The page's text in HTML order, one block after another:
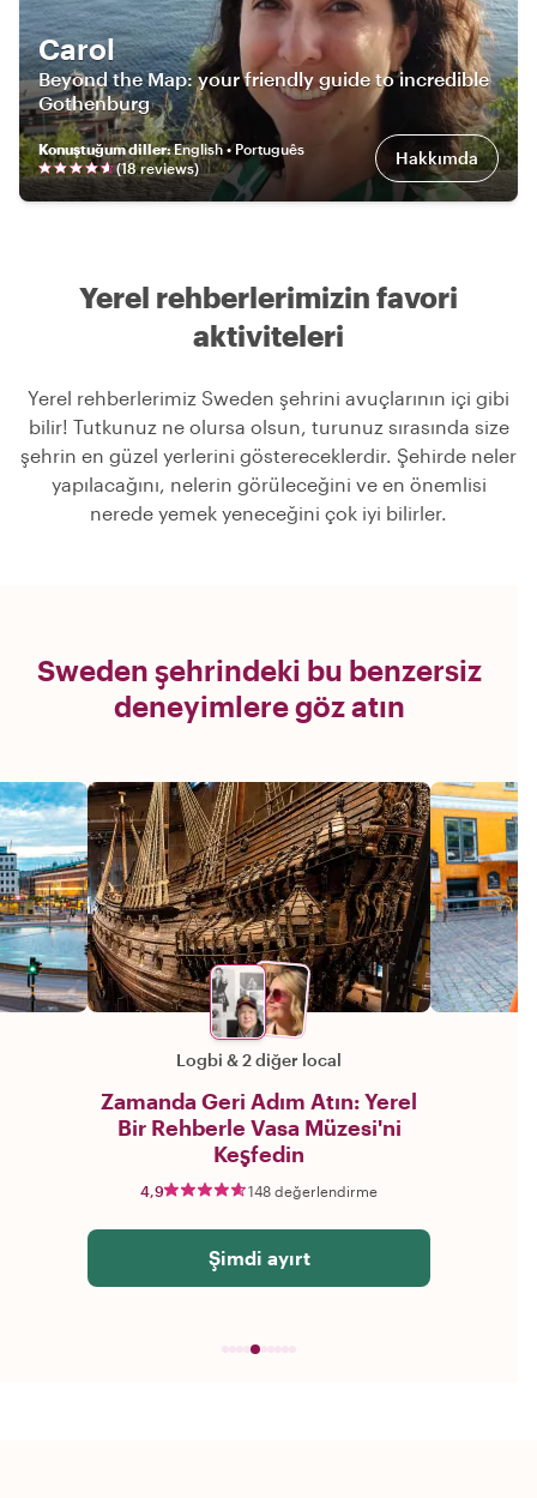
Carol
Beyond the Map: your friendly guide to incredible
Gothenburg
Konuştuğum diller:English • Português
(18reviews) Hakkımda
Yerel rehberlerimizin favori
aktiviteleri
Yerel rehberlerimiz Sweden şehrini avuçlarının içi gibi
bilir! Tutkunuz ne olursa olsun, turunuz sırasında size
şehrin en güzel yerlerini göstereceklerdir. Şehirde neler
yapılacağını, nelerin görüleceğini ve en önemlisi
nerede yemek yeneceğini çok iyi bilirler.
Sweden şehrindeki bu benzersiz
deneyimlere göz atın
Logbi &2 diğer local
Zamanda Geri Adım Atın: Yerel
Bir Rehberle Vasa Müzesi'ni
Keşfedin
4,9 148 değerlendirme
Şimdi ayırt